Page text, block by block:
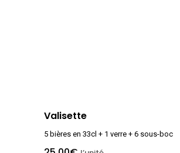
Valisette
5 bières en 33cl + 1 verre + 6 sous-boc